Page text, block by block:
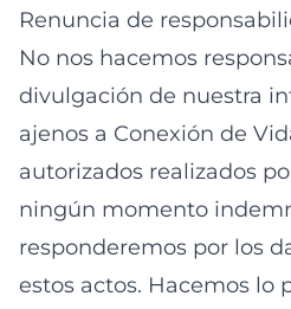
Renuncia de
No nos hacemos
divulgación de nuestra
ajenos a Conexión de
autorizados realizados
ningún momento
responderemos por los
estos actos. Hacemos lo